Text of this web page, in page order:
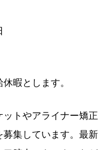
暇とします。
トやアライナー矯正
集しています。最新